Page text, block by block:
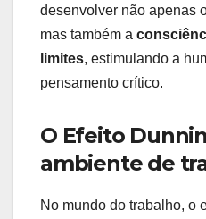
desenvolver não apenas
mas também a
limites, estimulando a
pensamento crítico.
O Efeito
ambiente de
No mundo do trabalho, o